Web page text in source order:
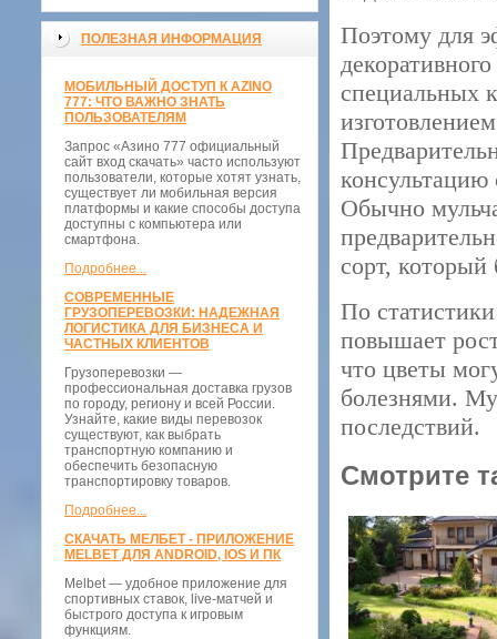
ПОЛЕЗНАЯ ИНФОРМАЦИЯ
МОБИЛЬНЫЙ ДОСТУП К AZINO
777: ЧТО ВАЖНО ЗНАТЬ
ПОЛЬЗОВАТЕЛЯМ
Запрос «Азино 777 официальный
сайт вход скачать» часто используют
пользователи, которые хотят узнать,
существует ли мобильная версия
платформы и какие способы доступа
доступны с компьютера или
смартфона.
Подробнее...
СОВРЕМЕННЫЕ
ГРУЗОПЕРЕВОЗКИ: НАДЕЖНАЯ
ЛОГИСТИКА ДЛЯ БИЗНЕСА И
ЧАСТНЫХ КЛИЕНТОВ
Грузоперевозки —
профессиональная доставка грузов
по городу, региону и всей России.
Узнайте, какие виды перевозок
существуют, как выбрать
транспортную компанию и
обеспечить безопасную
транспортировку товаров.
Подробнее...
СКАЧАТЬ МЕЛБЕТ - ПРИЛОЖЕНИЕ
MELBET ДЛЯ ANDROID, IOS И ПК
Melbet — удобное приложение для
спортивных ставок, live-матчей и
быстрого доступа к игровым
функциям.
Поэтому для
специальных
Обычно
сорт,
По
повышает
что цветы
болезнями.
последствий.
Смотрите